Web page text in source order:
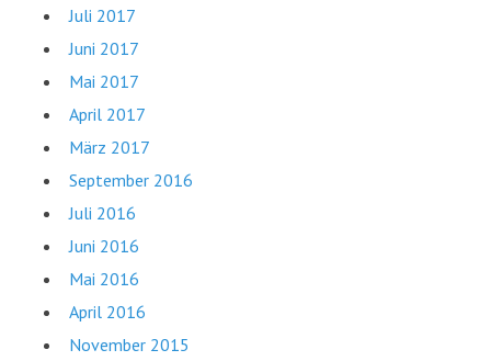
Juli 2017
Juni 2017
Mai 2017
April 2017
März 2017
September 2016
Juli 2016
Juni 2016
Mai 2016
April 2016
November 2015